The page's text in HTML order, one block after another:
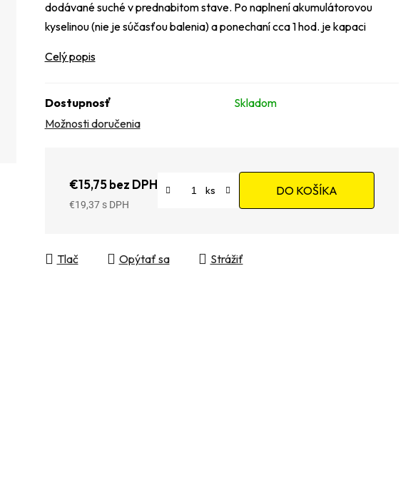
dodávané suché v prednabitom stave. Po naplnení akumulátorovou
kyselinou (nie je súčasťou balenia) a ponechaní cca 1 hod. je kapaci
Celý popis
Dostupnosť
Skladom
Možnosti doručenia
€15,75 bez DPH
€19,37
DO KOŠÍKA
Tlač Opýtať sa Strážiť